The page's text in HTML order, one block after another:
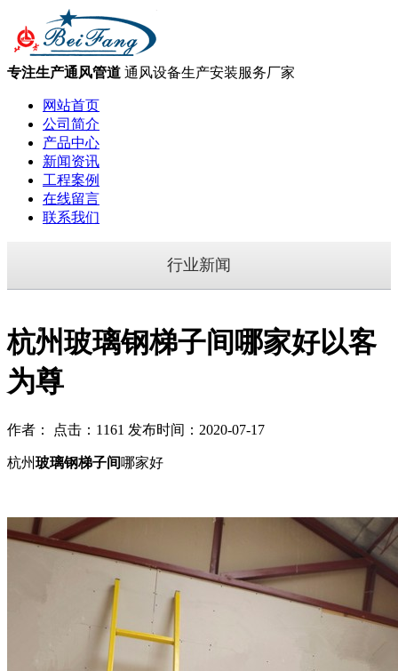
专注生产通风管道 通风设备生产安装服务厂家
网站首页
公司简介
产品中心
新闻资讯
工程案例
在线留言
联系我们
行业新闻
杭州玻璃钢梯子间哪家好以客
为尊
作者： 点击：1161 发布时间：2020-07-17
杭州玻璃钢梯子间哪家好